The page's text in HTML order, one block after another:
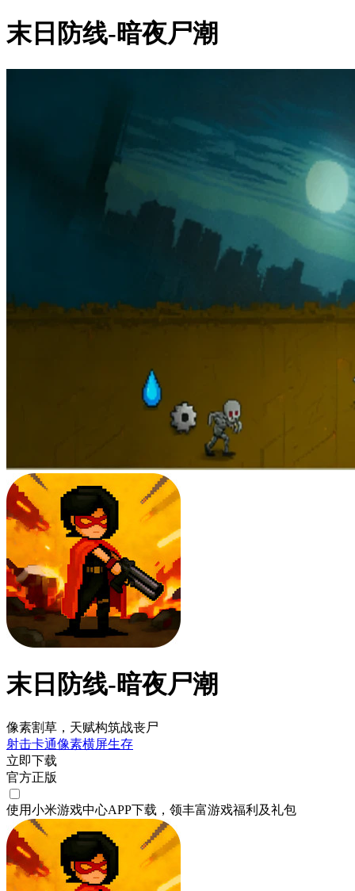
末日防线-暗夜尸潮
末日防线-暗夜尸潮
像素割草，天赋构筑战丧尸
射击卡通像素横屏生存
立即下载
官方正版
使用小米游戏中心APP下载 ，领丰富游戏福利 及礼包